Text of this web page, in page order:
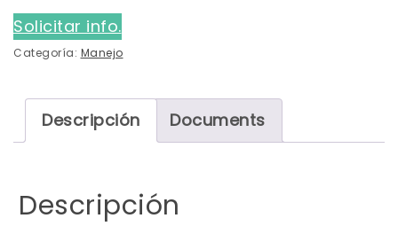
Solicitar info.
Categoría: Manejo
Descripción Documents
Descripción